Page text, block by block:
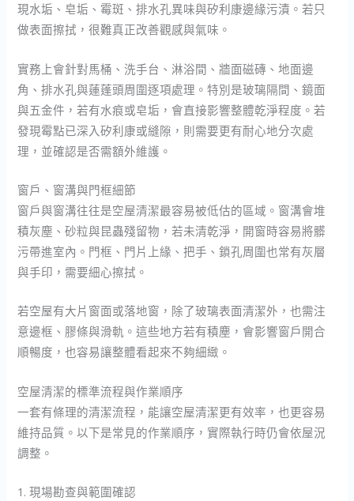
現水垢、皂垢、霉斑、排水孔異味與矽利康邊緣污漬。若只
做表面擦拭，很難真正改善觀感與氣味。
實務上會針對馬桶、洗手台、淋浴間、牆面磁磚、地面邊
角、排水孔與蓮蓬頭周圍逐項處理。特別是玻璃隔間、鏡面
與五金件，若有水痕或皂垢，會直接影響整體乾淨程度。若
發現霉點已深入矽利康或縫隙，則需要更有耐心地分次處
理，並確認是否需額外維護。
窗戶、窗溝與門框細節
窗戶與窗溝往往是空屋清潔最容易被低估的區域。窗溝會堆
積灰塵、砂粒與昆蟲殘留物，若未清乾淨，開窗時容易將髒
污帶進室內。門框、門片上緣、把手、鎖孔周圍也常有灰層
與手印，需要細心擦拭。
若空屋有大片窗面或落地窗，除了玻璃表面清潔外，也需注
意邊框、膠條與滑軌。這些地方若有積塵，會影響窗戶開合
順暢度，也容易讓整體看起來不夠細緻。
空屋清潔的標準流程與作業順序
一套有條理的清潔流程，能讓空屋清潔更有效率，也更容易
維持品質。以下是常見的作業順序，實際執行時仍會依屋況
調整。
1. 現場勘查與範圍確認